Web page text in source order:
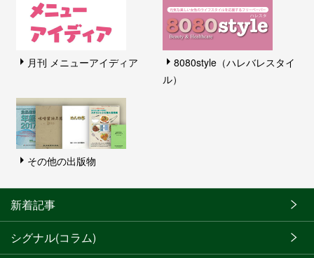
月刊 メニューアイディア
8080style（ハレバレスタイ
ル）
その他の出版物
新着記事
シグナル(コラム)